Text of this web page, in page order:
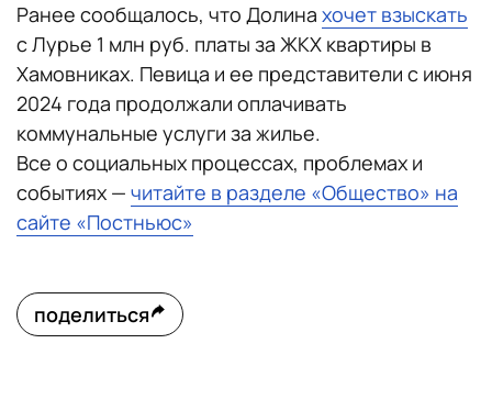
Ранее сообщалось, что Долина хочет взыскать
с Лурье 1 млн руб. платы за ЖКХ квартиры в
Хамовниках. Певица и ее представители с июня
2024 года продолжали оплачивать
коммунальные услуги за жилье.
Все о социальных процессах, проблемах и
событиях — читайте в разделе «Общество» на
сайте «Постньюс»
поделиться